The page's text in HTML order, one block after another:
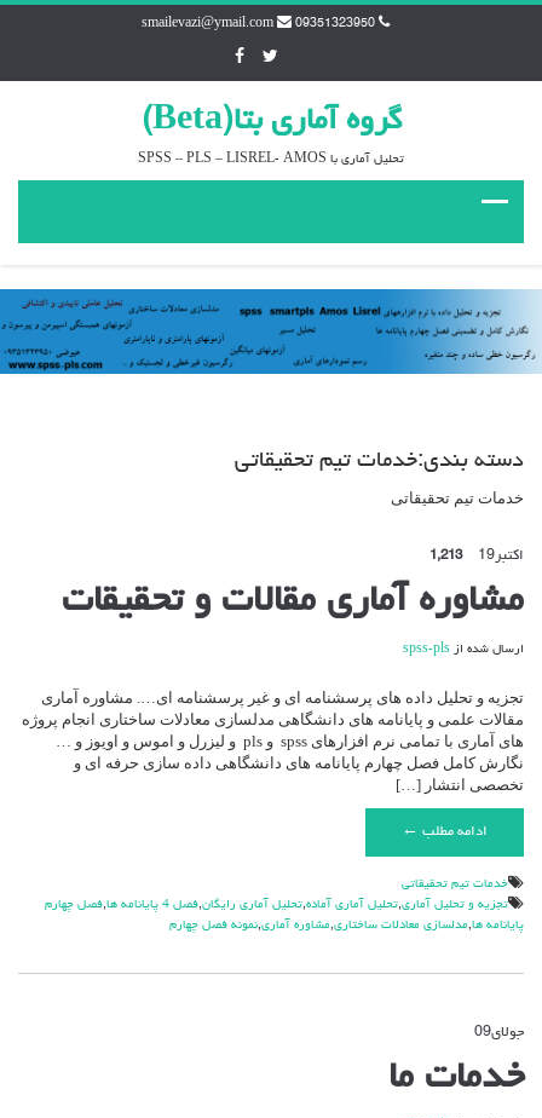
09351323950
smailevazi@ymail.com
گروه آماري بتا(Beta)
تحليل آماري با SPSS – PLS – LISREL- AMOS
دسته بندی:خدمات تیم تحقیقاتی
خدمات تیم تحقیقاتی
اکتبر19
1,213
مشاوره آماری مقالات و تحقیقات
ارسال شده از spss-pls
تجزیه و تحلیل داده های پرسشنامه ای و غیر پرسشنامه ای…. مشاوره آماری
مقالات علمی و پایانامه های دانشگاهی مدلسازی معادلات ساختاری انجام پروژه
های آماری با تمامی نرم افزارهای spss و pls و لیزرل و اموس و اویوز و …
نگارش کامل فصل چهارم پایانامه های دانشگاهی داده سازی حرفه ای و
تخصصی انتشار […]
ادامه مطلب ←
خدمات تیم تحقیقاتی
تجزیه و تحلیل آماری,تحلیل آماری آماده,تحلیل آماری رایگان,فصل 4 پایانامه ها ,فصل چهارم
پایانامه ها,مدلسازی معادلات ساختاری,مشاوره آماری,نمونه فصل چهارم
جولای09
خدمات
خدمات ما